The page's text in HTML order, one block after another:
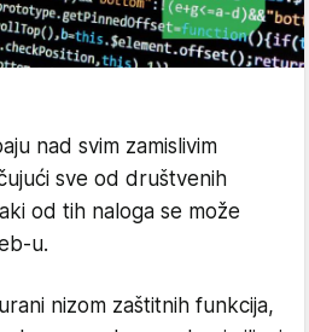
nad svim zamislivim
sve od društvenih
od tih naloga se može
u.
nizom zaštitnih funkcija,